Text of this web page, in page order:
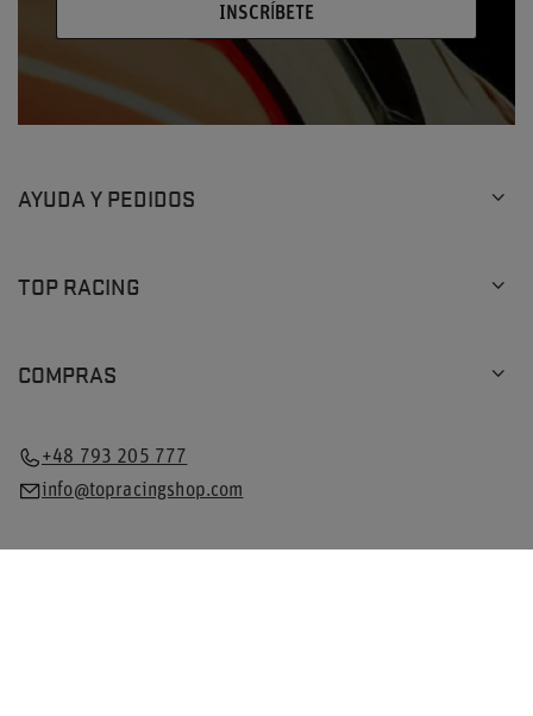
INSCRÍBETE
AYUDA Y PEDIDOS
TOP RACING
COMPRAS
+48 793 205 777
info@topracingshop.com